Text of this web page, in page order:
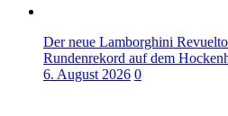
Der neue Lamborghini
Rundenrekord auf dem
6. August 2026 0